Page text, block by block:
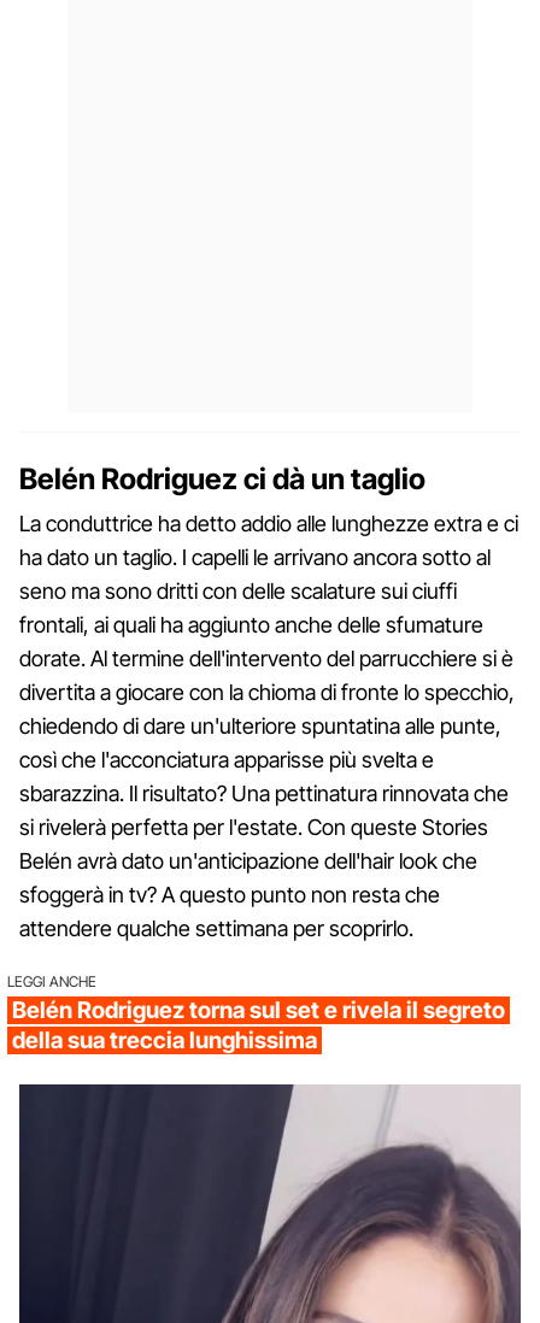
Belén Rodriguez ci dà un taglio
La conduttrice ha detto addio alle lunghezze extra e ci
ha dato un taglio. I capelli le arrivano ancora sotto al
seno ma sono dritti con delle scalature sui ciuffi
frontali, ai quali ha aggiunto anche delle sfumature
dorate. Al termine dell'intervento del parrucchiere si è
divertita a giocare con la chioma di fronte lo specchio,
chiedendo di dare un'ulteriore spuntatina alle punte,
così che l'acconciatura apparisse più svelta e
sbarazzina. Il risultato? Una pettinatura rinnovata che
si rivelerà perfetta per l'estate. Con queste Stories
Belén avrà dato un'anticipazione dell'hair look che
sfoggerà in tv? A questo punto non resta che
attendere qualche settimana per scoprirlo.
LEGGI ANCHE
Belén Rodriguez torna sul set e rivela il segreto
della sua treccia lunghissima